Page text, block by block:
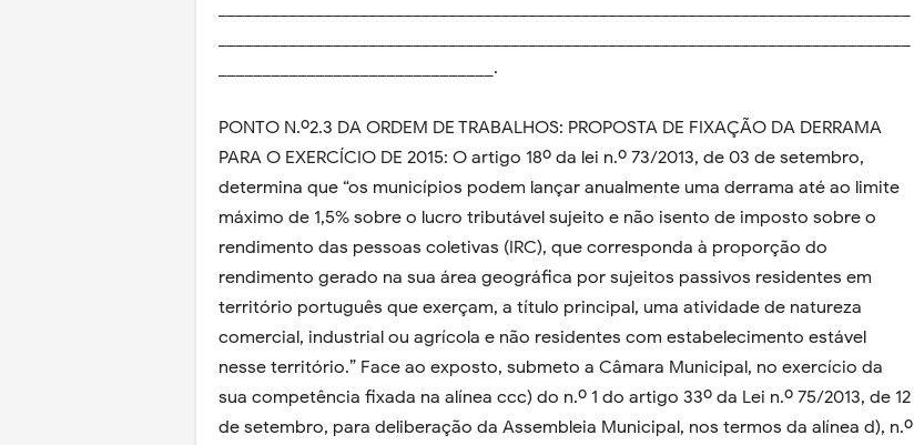
_______________________________.
PONTO N.º2.3 DA ORDEM DE TRABALHOS: PROPOSTA DE FIXAÇÃO DA DERRAMA
PARA O EXERCÍCIO DE 2015: O artigo 18º da lei n.º 73/2013, de 03 de setembro,
determina que “os municípios podem lançar anualmente uma derrama até ao limite
máximo de 1,5% sobre o lucro tributável sujeito e não isento de imposto sobre o
rendimento das pessoas coletivas (IRC), que corresponda à proporção do
rendimento gerado na sua área geográfica por sujeitos passivos residentes em
território português que exerçam, a título principal, uma atividade de natureza
comercial, industrial ou agrícola e não residentes com estabelecimento estável
nesse território.” Face ao exposto, submeto a Câmara Municipal, no exercício da
sua competência fixada na alínea ccc) do n.º 1 do artigo 33º da Lei n.º 75/2013, de 12
de setembro, para deliberação da Assembleia Municipal, nos termos da alínea d), n.º